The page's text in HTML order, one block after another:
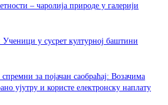
– чаролија природе у галерији
Ученици у сусрет културној баштини
спремни за појачан саобраћај: Возачима
ујутру и користе електронску наплату